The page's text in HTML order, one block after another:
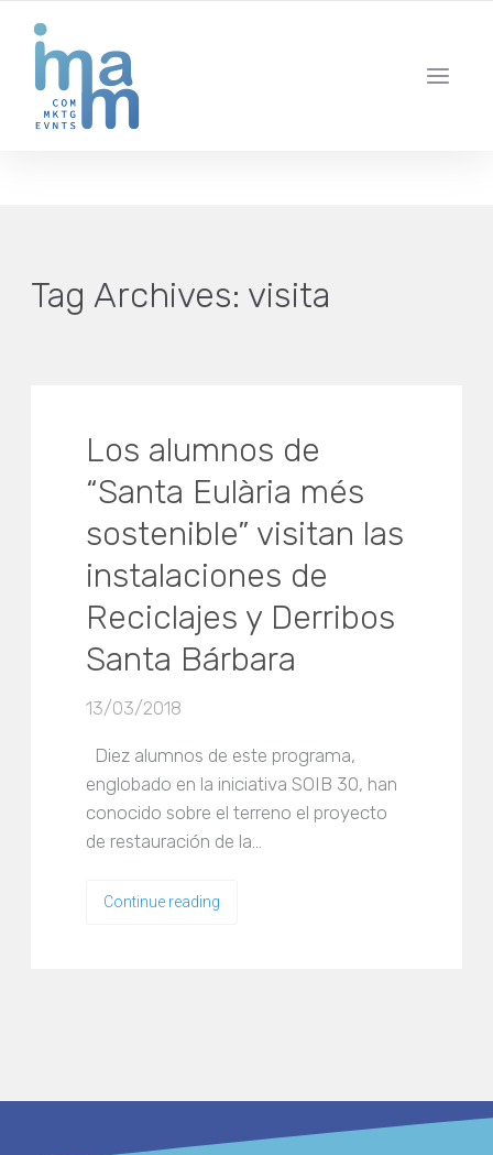
IBIZA · MADRID · BARCELONA
Tag Archives: visita
Los alumnos de
“Santa Eulària més
sostenible” visitan las
instalaciones de
Reciclajes y Derribos
Santa Bárbara
13/03/2018
Diez alumnos de este programa,
englobado en la iniciativa SOIB 30, han
conocido sobre el terreno el proyecto
de restauración de la…
Continue reading